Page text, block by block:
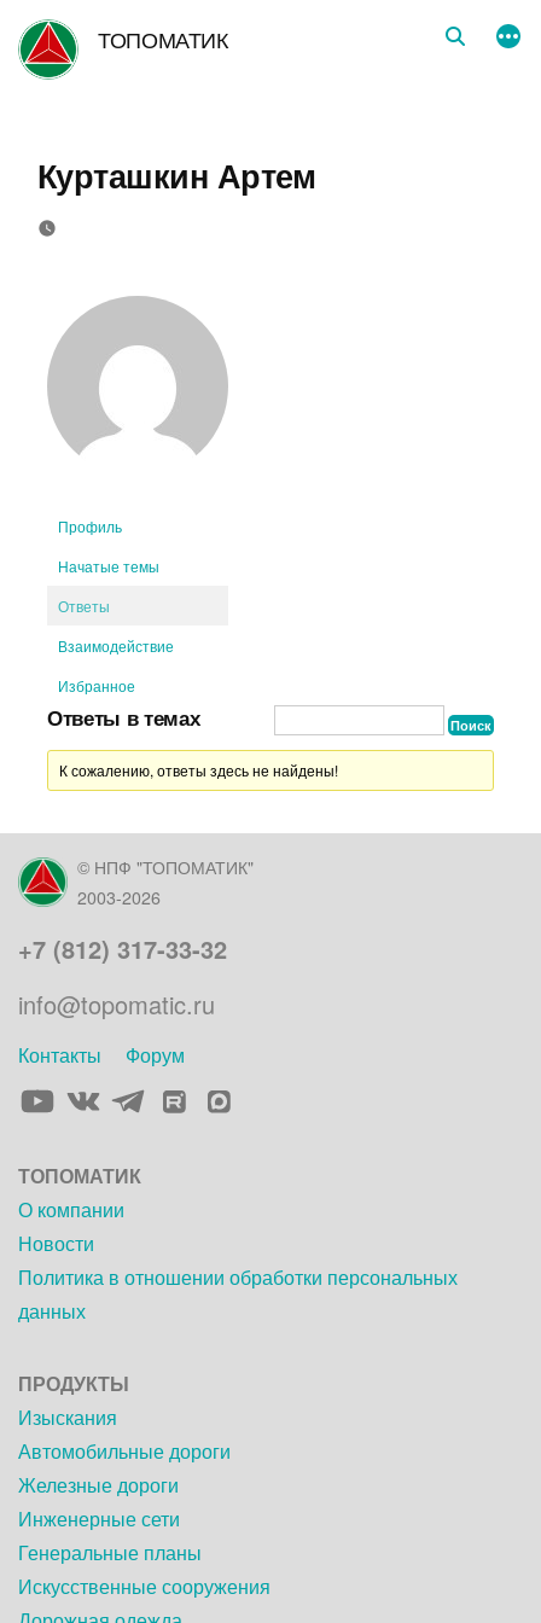
Перейти
содержимому
ТОПОМАТИК
Курташкин Артем
Профиль
Начатые темы
Ответы
Взаимодействие
Избранное
Ответы в темах
К сожалению, ответы здесь не найдены!
© НПФ "ТОПОМАТИК"
2003-2026
+7 (812) 317-33-32
info@topomatic.ru
Контакты
Форум
ЭлементЭлемент
ЭлементЭлемент
ТОПОМАТИК
О компании
Новости
Политика в отношении обработки персональных
данных
ПРОДУКТЫ
Изыскания
Автомобильные дороги
Железные дороги
Инженерные сети
Генеральные планы
Искусственные сооружения